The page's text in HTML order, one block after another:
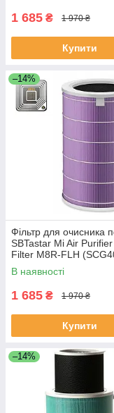
1 685 ₴ 1 970 ₴
Купити
–14%
Фільтр для очисника
SBTastar Mi Air Purifier
Filter M8R-FLH
Antibacterial з RFID
В наявності
1 685 ₴ 1 970 ₴
Купити
–14%